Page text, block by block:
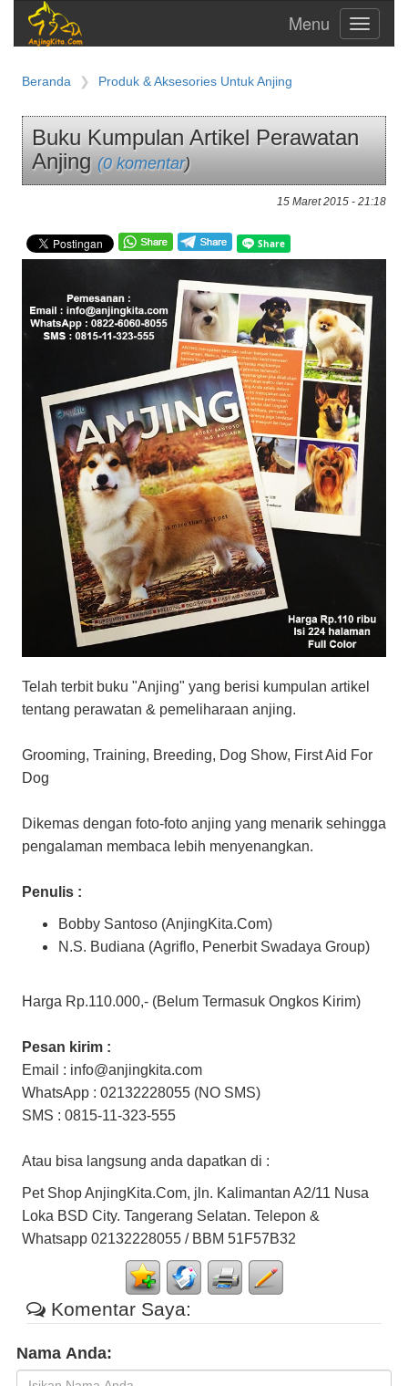
Toggle
Beranda Produk & Aksesories Untuk Anjing
Buku Kumpulan Artikel Perawatan
Anjing (0 komentar)
15 Maret 2015 - 21:18
Telah terbit buku "Anjing" yang berisi kumpulan artikel
tentang perawatan & pemeliharaan anjing.
Grooming, Training, Breeding, Dog Show, First Aid For
Dog
Dikemas dengan foto-foto anjing yang menarik sehingga
pengalaman membaca lebih menyenangkan.
Penulis :
Bobby Santoso (AnjingKita.Com)
N.S. Budiana (Agriflo, Penerbit Swadaya Group)
Harga Rp.110.000,- (Belum Termasuk Ongkos Kirim)
Pesan kirim :
Email : info@anjingkita.com
WhatsApp : 02132228055 (NO SMS)
SMS : 0815-11-323-555
Atau bisa langsung anda dapatkan di :
Pet Shop AnjingKita.Com, jln. Kalimantan A2/11 Nusa
Loka BSD City. Tangerang Selatan. Telepon &
Whatsapp 02132228055 / BBM 51F57B32
Komentar Saya:
Nama Anda: